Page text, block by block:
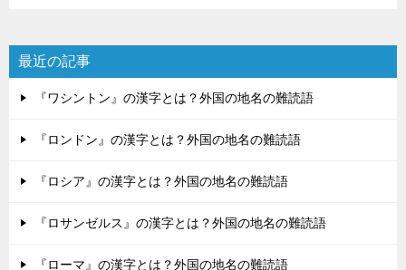
最近の記事
『ワシントン』の漢字とは？外国の地名の難読語
『ロンドン』の漢字とは？外国の地名の難読語
『ロシア』の漢字とは？外国の地名の難読語
『ロサンゼルス』の漢字とは？外国の地名の難読語
『ローマ』の漢字とは？外国の地名の難読語